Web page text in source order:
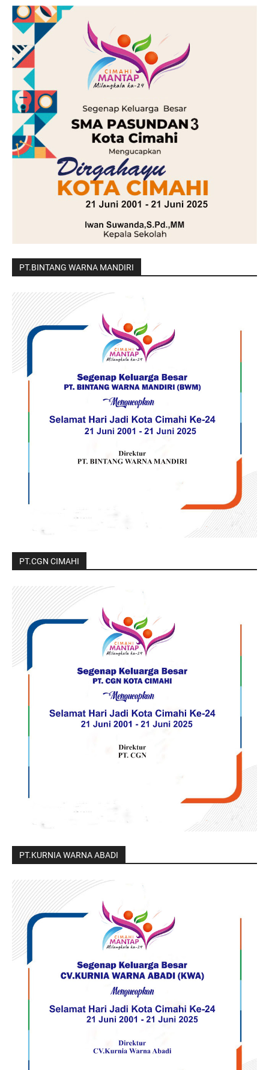
PT.BINTANG WARNA MANDIRI
PT.CGN CIMAHI
PT.KURNIA WARNA ABADI